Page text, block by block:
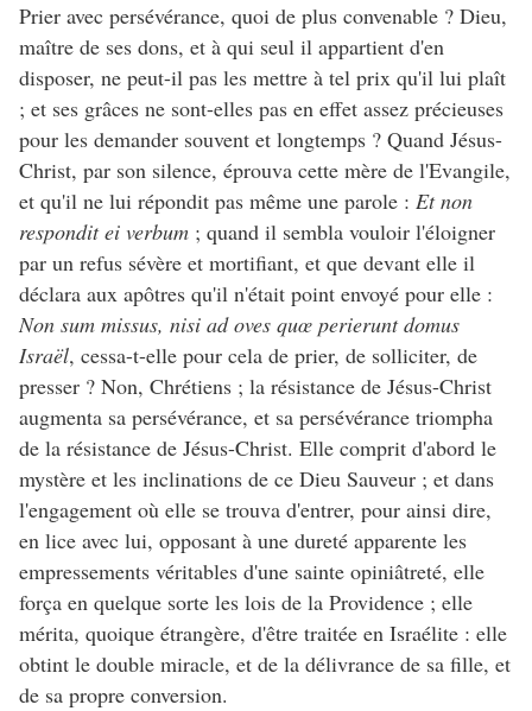
Prier avec persévérance, quoi de plus convenable ? Dieu,
maître de ses dons, et à qui seul il appartient d'en
disposer, ne peut-il pas les mettre à tel prix qu'il lui plaît
; et ses grâces ne sont-elles pas en effet assez précieuses
pour les demander souvent et longtemps ? Quand Jésus-
Christ, par son silence, éprouva cette mère de l'Evangile,
et qu'il ne lui répondit pas même une parole : Et non
respondit ei verbum ; quand il sembla vouloir l'éloigner
par un refus sévère et mortifiant, et que devant elle il
déclara aux apôtres qu'il n'était point envoyé pour elle :
Non sum missus, nisi ad oves quœ perierunt domus
Israël, cessa-t-elle pour cela de prier, de solliciter, de
presser ? Non, Chrétiens ; la résistance de Jésus-Christ
augmenta sa persévérance, et sa persévérance triompha
de la résistance de Jésus-Christ. Elle comprit d'abord le
mystère et les inclinations de ce Dieu Sauveur ; et dans
l'engagement où elle se trouva d'entrer, pour ainsi dire,
en lice avec lui, opposant à une dureté apparente les
empressements véritables d'une sainte opiniâtreté, elle
força en quelque sorte les lois de la Providence ; elle
mérita, quoique étrangère, d'être traitée en Israélite : elle
obtint le double miracle, et de la délivrance de sa fille, et
de sa propre conversion.